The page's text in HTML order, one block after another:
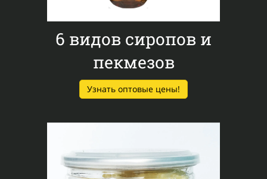
6 видов сиропов и
пекмезов
Узнать оптовые цены!